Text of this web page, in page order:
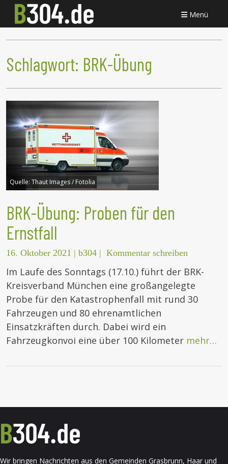
Menü
Schlagwort: BRK-Übung
Quelle: Thaut Images / Fotolia
BRK-Übung: Proben für den
Ernstfall
16. Oktober 2021 | b304 | Kommentar schreiben
Im Laufe des Sonntags (17.10.) führt der BRK-
Kreisverband München eine großangelegte
Probe für den Katastrophenfall mit rund 30
Fahrzeugen und 80 ehrenamtlichen
Einsatzkräften durch. Dabei wird ein
Fahrzeugkonvoi eine über 100 Kilometer mehr…
Wir bringen Nachrichten aus den Gemeinden Grasbrunn, Haar und